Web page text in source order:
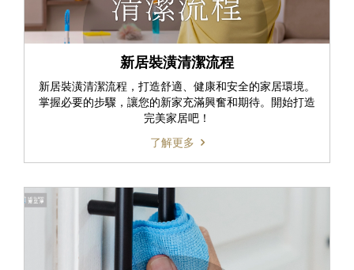
新居裝潢清潔流程
新居裝潢清潔流程，打造舒適、健康和安全的家居環境。
掌握必要的步驟，讓您的新家充滿興奮和期待。開始打造
完美家居吧！
了解更多